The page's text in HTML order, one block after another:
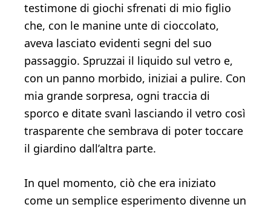
testimone di giochi sfrenati di mio figlio
che, con le manine unte di cioccolato,
aveva lasciato evidenti segni del suo
passaggio. Spruzzai il liquido sul vetro e,
con un panno morbido, iniziai a pulire. Con
mia grande sorpresa, ogni traccia di
sporco e ditate svanì lasciando il vetro così
trasparente che sembrava di poter toccare
il giardino dall’altra parte.
In quel momento, ciò che era iniziato
come un semplice esperimento divenne un